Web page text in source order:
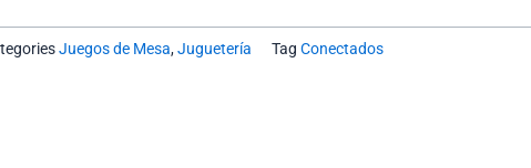
Juegos de Mesa,Juguetería Tag Conectados